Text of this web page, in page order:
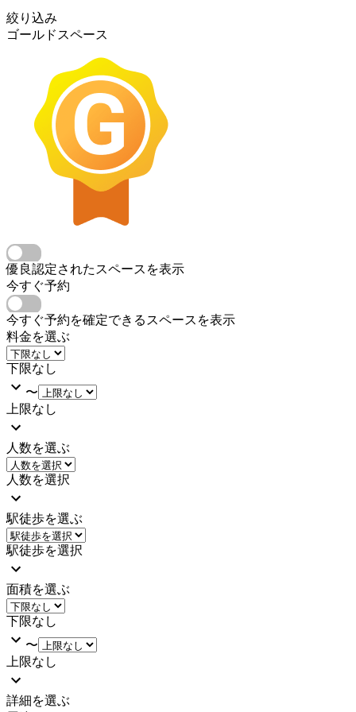
絞り込み
ゴールドスペース
優良認定されたスペースを表示
今すぐ予約
今すぐ予約を確定できるスペースを表示
料金を選ぶ
下限なし
〜
上限なし
人数を選ぶ
人数を選択
駅徒歩を選ぶ
駅徒歩を選択
面積を選ぶ
下限なし
〜
上限なし
詳細を選ぶ